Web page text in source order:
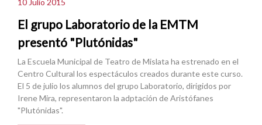
10 Julio 2015
El grupo Laboratorio de la EMTM
presentó "Plutónidas"
La Escuela Municipal de Teatro de Mislata ha estrenado en el
Centro Cultural los espectáculos creados durante este curso.
El 5 de julio los alumnos del grupo Laboratorio, dirigidos por
Irene Mira, representaron la adptación de Aristófanes
"Plutónidas".